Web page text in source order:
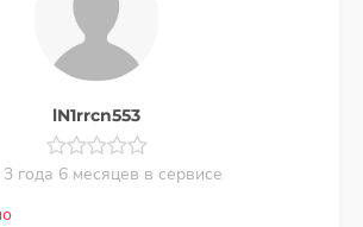
lN1rrcn553
3 года 6 месяцев в сервисе